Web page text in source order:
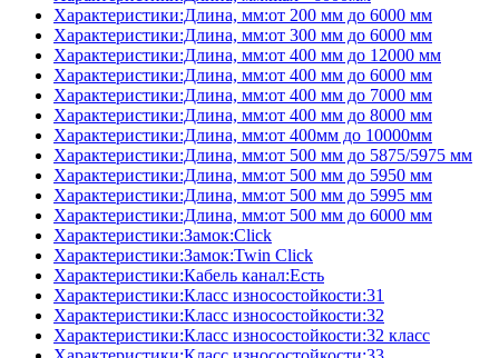
Характеристики:Длина, мм:от 200 мм до 6000 мм
Характеристики:Длина, мм:от 300 мм до 6000 мм
Характеристики:Длина, мм:от 400 мм до 12000 мм
Характеристики:Длина, мм:от 400 мм до 6000 мм
Характеристики:Длина, мм:от 400 мм до 7000 мм
Характеристики:Длина, мм:от 400 мм до 8000 мм
Характеристики:Длина, мм:от 400мм до 10000мм
Характеристики:Длина, мм:от 500 мм до 5875/5975 мм
Характеристики:Длина, мм:от 500 мм до 5950 мм
Характеристики:Длина, мм:от 500 мм до 5995 мм
Характеристики:Длина, мм:от 500 мм до 6000 мм
Характеристики:Замок:Click
Характеристики:Замок:Twin Click
Характеристики:Кабель канал:Есть
Характеристики:Класс износостойкости:31
Характеристики:Класс износостойкости:32
Характеристики:Класс износостойкости:32 класс